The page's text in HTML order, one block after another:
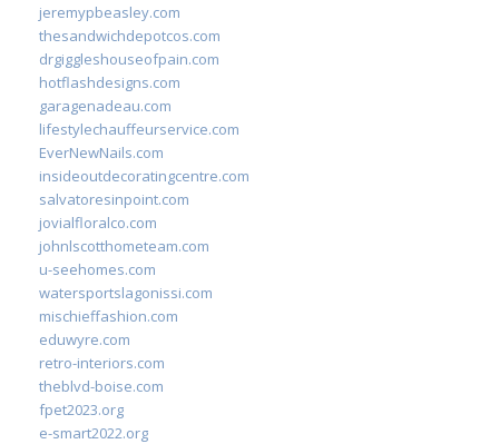
jeremypbeasley.com
thesandwichdepotcos.com
drgiggleshouseofpain.com
hotflashdesigns.com
garagenadeau.com
lifestylechauffeurservice.com
EverNewNails.com
insideoutdecoratingcentre.com
salvatoresinpoint.com
jovialfloralco.com
johnlscotthometeam.com
u-seehomes.com
watersportslagonissi.com
mischieffashion.com
eduwyre.com
retro-interiors.com
theblvd-boise.com
fpet2023.org
e-smart2022.org